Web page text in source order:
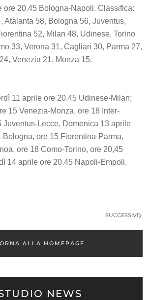
ore 20.45 Bologna-Napoli. Classifica:
Atalanta 58, Bologna 56, Juventus,
52, Milan 48, Udinese, Torino
33, Verona 31, Cagliari 30, Parma 27,
Venezia 21, Monza 15.
11 aprile ore 20.45 Udinese-Milan;
15 Venezia-Monza, ore 18 Inter-
Juventus-Lecce, Domenica 13 aprile
Bologna, ore 15 Fiorentina-Parma,
ore 18 Como-Torino, ore 20,45
14 aprile ore 20.45 Napoli-Empoli.
SUCCESSIVI
ALLA HOMEPAGE
NEWS